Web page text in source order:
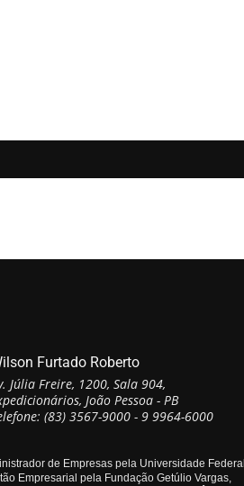
Furtado Roberto
Júlia Freire, 1200, Sala 904,
João Pessoa - PB
(83) 3567-9000 - 9 9964-6000
de Empresas pela Universidade Federal
Empresarial pela Fundação Getúlio Vargas,